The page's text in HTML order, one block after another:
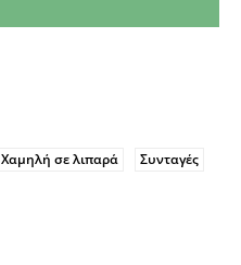
Χαμηλή σε λιπαρά
Συνταγές